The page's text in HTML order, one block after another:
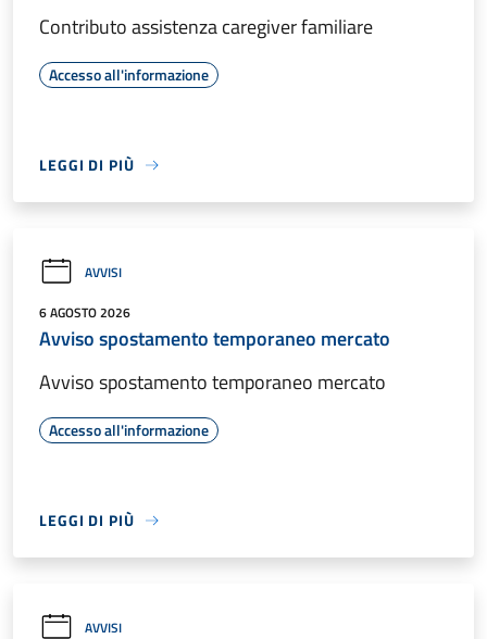
Contributo assistenza caregiver familiare
Accesso all'informazione
LEGGI DI PIÙ
AVVISI
6 AGOSTO 2026
Avviso spostamento temporaneo mercato
Avviso spostamento temporaneo mercato
Accesso all'informazione
LEGGI DI PIÙ
AVVISI